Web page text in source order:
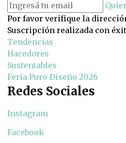
Por favor verifique la
Suscripción realizada con
Tendencias
Hacedores
Sustentables
Feria Puro Diseño 2026
Redes Sociales
Instagram
Facebook